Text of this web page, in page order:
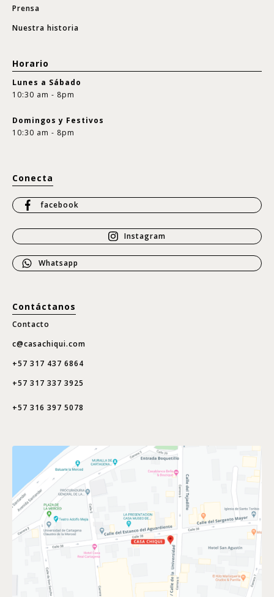
Prensa
Nuestra historia
Horario
Lunes a Sábado
10:30 am - 8pm
Domingos y Festivos
10:30 am - 8pm
Conecta
facebook
Instagram
Whatsapp
Contáctanos
Contacto
c@casachiqui.com
+57 317 437 6864
+57 317 337 3925
+57 316 397 5078